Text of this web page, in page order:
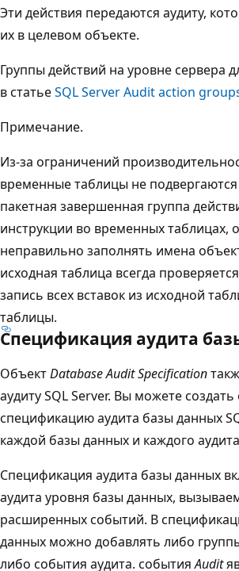
Эти действия передаются аудиту,
их в целевом объекте.
Группы действий на уровне сервера
в статьеSQL Server Audit action
Примечание.
Из-за ограничений
временные таблицы не подвергаются
пакетная завершенная группа
инструкции во временных таблицах,
неправильно заполнять имена
исходная таблица всегда
запись всех вставок из исходной
таблицы.
Спецификация аудита
ОбъектDatabase Audit Specification
аудиту SQL Server. Вы можете создать
спецификацию аудита базы данных
каждой базы данных и каждого
Спецификация аудита базы данных
аудита уровня базы данных,
расширенных событий. В
данных можно добавлять либо
либо события аудита. событияAudit